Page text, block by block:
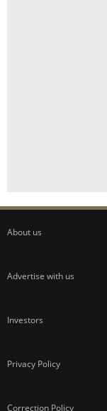
About us
Advertise with us
Investors
Privacy Policy
Correction Policy